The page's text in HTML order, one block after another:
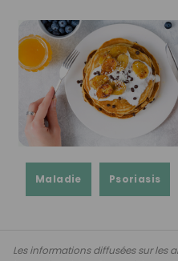
Maladie Psoriasis
Les informations diffusées sur les